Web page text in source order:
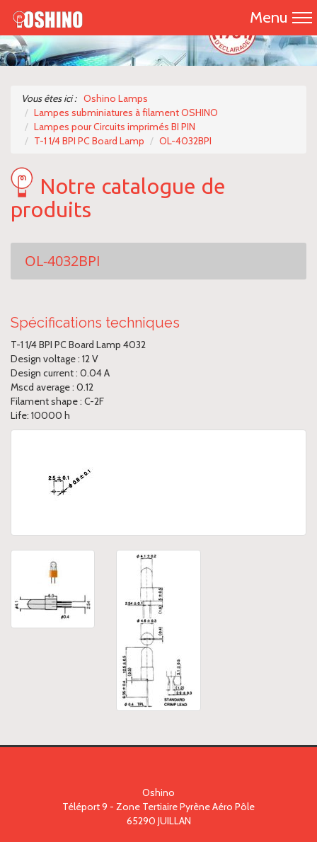
Menu
Accueil
Catalogue 2026
Nous contacter
Vous êtes ici : Oshino Lamps
Lampes subminiatures à filament OSHINO
Lampes pour Circuits imprimés BI PIN
T-1 1/4 BPI PC Board Lamp
OL-4032BPI
Notre catalogue de
produits
OL-4032BPI
Spécifications techniques
T-1 1/4 BPI PC Board Lamp 4032
Design voltage : 12 V
Design current : 0.04 A
Mscd average : 0.12
Filament shape : C-2F
Life: 10000 h
Oshino
Téléport 9 - Zone Tertiaire Pyrène Aéro Pôle
65290 JUILLAN